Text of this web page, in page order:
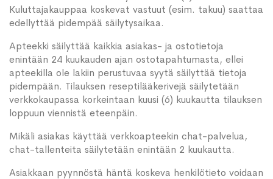
Kuluttajakauppaa koskevat vastuut (esim. takuu) saattaa
edellyttää pidempää säilytysaikaa.
Apteekki säilyttää kaikkia asiakas- ja ostotietoja
enintään 24 kuukauden ajan ostotapahtumasta, ellei
apteekilla ole lakiin perustuvaa syytä säilyttää tietoja
pidempään. Tilauksen reseptilääkerivejä säilytetään
verkkokaupassa korkeintaan kuusi (6) kuukautta tilauksen
loppuun viennistä eteenpäin.
Mikäli asiakas käyttää verkkoapteekin chat-palvelua,
chat-tallenteita säilytetään enintään 2 kuukautta.
Asiakkaan pyynnöstä häntä koskeva henkilötieto voidaan